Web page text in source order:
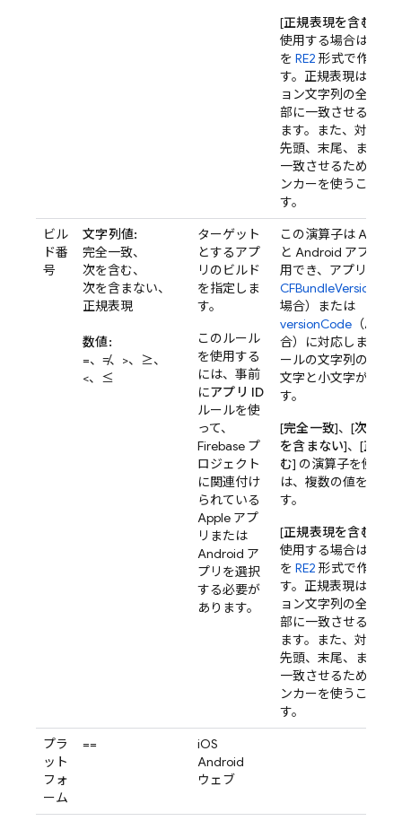
[正規表現を含む
使用する場合は、正
を RE2 形式で作成で
す。正規表現は対象
ョン文字列の全部ま
部に一致させること
ます。また、対象文
先頭、末尾、または
一致させるために
ンカーを使うことも
す。
ビル
ド番
号
文字列値:
完全一致、
次を含む、
次を含まない、
正規表現
数値:
=、≠、>、≥、
<、≤
ターゲット
とするアプ
リのビルド
を指定しま
す。
このルール
を使用する
には、事前
にアプリ ID
ルールを使
って、
Firebase プ
ロジェクト
に関連付け
られている
Apple アプ
リまたは
Android ア
プリを選択
する必要が
あります。
この演算子は Apple
と Android アプリで
用でき、アプリの
CFBundleVersion
場合）または
versionCode （
合）に対応します。
ールの文字列の比較
文字と小文字が区別
す。
[完全一致]、[次を含
を含まない]、[正規
む] の演算子を使用
は、複数の値を選択
す。
[正規表現を含む
使用する場合は、正
を RE2 形式で作成で
す。正規表現は対象
ョン文字列の全部ま
部に一致させること
ます。また、対象文
先頭、末尾、または
一致させるために
ンカーを使うことも
す。
プラ
ット
フォ
ーム
==
iOS
Android
ウェブ